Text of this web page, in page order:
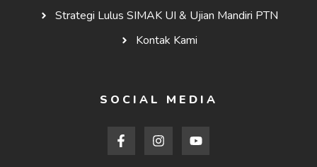
Strategi Lulus SIMAK UI & Ujian Mandiri PTN
Kontak Kami
SOCIAL MEDIA